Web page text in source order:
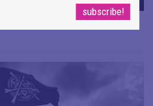
Dreaming | Νέα κυκλοφορία